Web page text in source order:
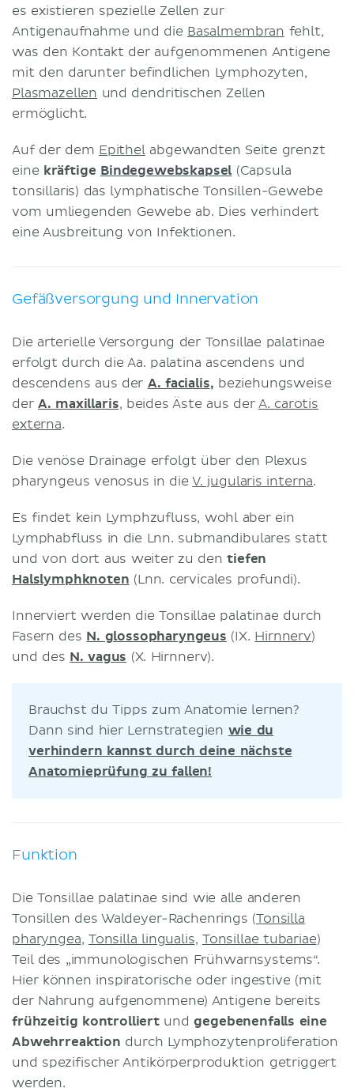
es existieren spezielle Zellen zur
Antigenaufnahme und die Basalmembran fehlt,
was den Kontakt der aufgenommenen Antigene
mit den darunter befindlichen Lymphozyten,
Plasmazellen und dendritischen Zellen
ermöglicht.
Auf der dem Epithelabgewandten Seite grenzt
eine kräftige Bindegewebskapsel(Capsula
tonsillaris) das lymphatische Tonsillen-Gewebe
vom umliegenden Gewebe ab. Dies verhindert
eine Ausbreitung von Infektionen.
Gefäßversorgung und Innervation
Die arterielle Versorgung der Tonsillae palatinae
erfolgt durch die Aa. palatina ascendens und
descendens aus der A. facialis, beziehungsweise
der A. maxillaris, beides Äste aus der A. carotis
externa.
Die venöse Drainage erfolgt über den Plexus
pharyngeus venosus in dieV. jugularis interna.
Es findet kein Lymphzufluss, wohl aber ein
Lymphabfluss in die Lnn. submandibulares statt
und von dort aus weiter zu dentiefen
Halslymphknoten (Lnn. cervicales profundi).
Innerviert werden die Tonsillae palatinae durch
Fasern des N. glossopharyngeus (IX. Hirnnerv)
und des N. vagus (X. Hirnnerv).
Brauchst du Tipps zum Anatomie lernen?
Dann sind hier Lernstrategien wie du
verhindern kannst durch deine nächste
Anatomieprüfung zu fallen!
Funktion
Die Tonsillae palatinae sind wie alle anderen
Tonsillen des Waldeyer-Rachenrings (Tonsilla
pharyngea, Tonsilla lingualis, Tonsillae tubariae)
Teil des „immunologischen Frühwarnsystems“.
Hier können inspiratorische oder ingestive (mit
der Nahrung aufgenommene) Antigene bereits
frühzeitig kontrolliertundgegebenenfalls eine
Abwehrreaktion durch Lymphozytenproliferation
und spezifischer Antikörperproduktion getriggert
werden.